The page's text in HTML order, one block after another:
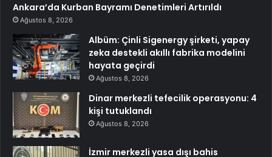
Ankara’da Kurban Bayramı Denetimleri Artırıldı
Ağustos 8, 2026
Albüm: Çinli Sigenergy şirketi, yapay
zeka destekli akıllı fabrika modelini
hayata geçirdi
Ağustos 8, 2026
Dinar merkezli tefecilik operasyonu: 4
kişi tutuklandı
Ağustos 8, 2026
İzmir merkezli yasa dışı bahis